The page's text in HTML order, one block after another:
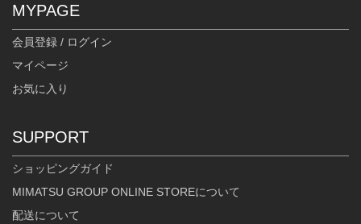
MYPAGE
会員登録 / ログイン
マイページ
お気に入り
SUPPORT
ショッピングガイド
MIMATSU GROUP ONLINE STOREについて
配送について